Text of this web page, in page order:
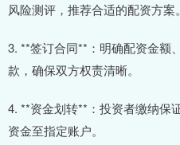
风险测评，推荐合适的配资方案。
3. **签订合同**：明确配资金额
款，确保双方权责清晰。
4. **资金划转**：投资者缴纳保
资金至指定账户。